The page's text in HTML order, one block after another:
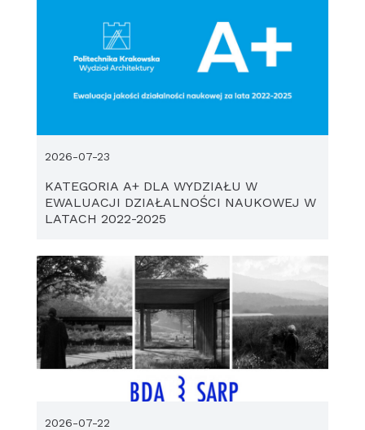
KATEGORIA A+ DLA WYDZIAŁU W
EWALUACJI DZIAŁALNOŚCI NAUKOWEJ W
LATACH 2022-2025
2026-07-23
2026-07-22